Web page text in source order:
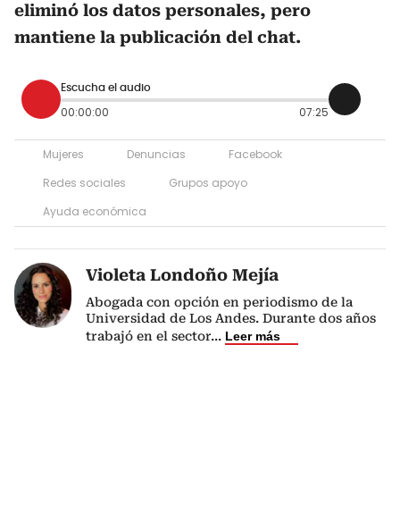
eliminó los datos personales, pero
mantiene la publicación del chat.
Escucha el audio
00:00:00 07:25
Mujeres Denuncias
Facebook
Redes sociales
Grupos apoyo
Ayuda económica
Violeta Londoño Mejía
Abogada con opción en periodismo de la
Universidad de Los Andes. Durante dos años
trabajó en el sector... Leer más